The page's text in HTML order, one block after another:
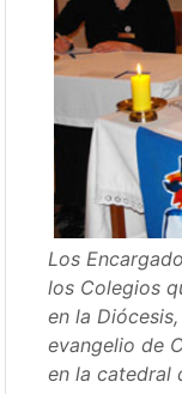
Los
los Colegios
en la
evangelio de
en la catedral